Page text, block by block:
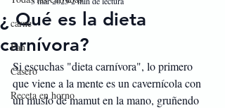
carne
Pan
Casero
Receta en horno
¿ Qué es la dieta
carnívora?
Si escuchas "dieta carnívora", lo primero
que viene a la mente es un cavernícola con
un muslo de mamut en la mano, gruñendo